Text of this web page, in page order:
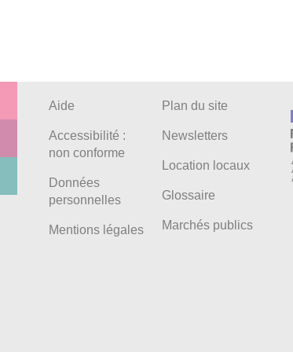
Aide
Accessibilité :
non conforme
Données
personnelles
Mentions légales
Plan du site
Newsletters
Location locaux
Glossaire
Marchés publics